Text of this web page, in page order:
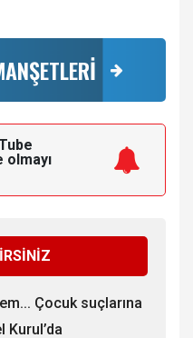
olmayı
Çocuk suçlarına
Kurul’da